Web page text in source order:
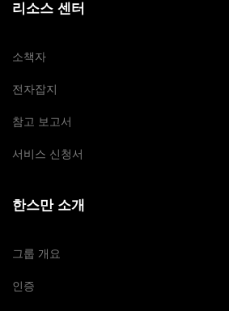
리소스 센터
소책자
전자잡지
참고 보고서
서비스 신청서
한스만 소개
그룹 개요
인증